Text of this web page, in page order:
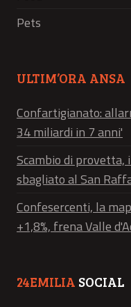
Pets
ULTIM’ORA ANSA
Confartigianato:
34 miliardi in 7 anni'
Scambio di
sbagliato al San
Confesercenti, la
+1,8%, frena Valle
24EMILIA SOCIAL